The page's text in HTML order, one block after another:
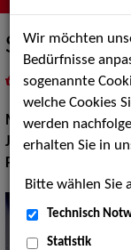
Sunset
inMeine
Musik:Jazz, Pop,
Jazz:Standards und
Pop Rock Tanzmusik:
Wir möchten
Bedürfnisse
sogenannte
welche Cookies
werden
erhalten Sie in
Bitte wählen Sie
Technisch
Statistik